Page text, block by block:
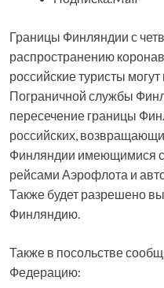
Границы Финляндии с
распространению
российские туристы
Пограничной службы
пересечение границы
российских,
Финляндии имеющимися
рейсами Аэрофлота и
Также будет разрешено
Финляндию.
Также в посольстве
Федерацию: